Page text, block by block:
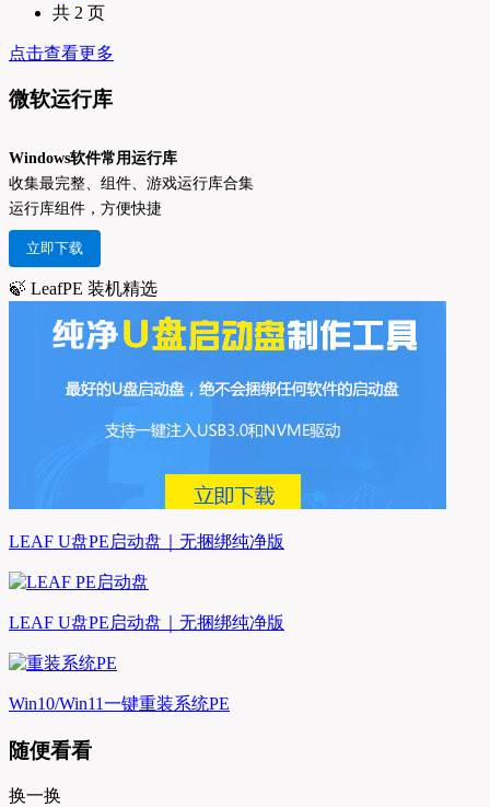
共 2 页
点击查看更多
微软运行库
Windows软件常用运行库
收集最完整、组件、游戏运行库合集
运行库组件，方便快捷
立即下载
🍃 LeafPE 装机精选
LEAF U盘PE启动盘｜无捆绑纯净版
LEAF U盘PE启动盘｜无捆绑纯净版
Win10/Win11一键重装系统PE
随便看看
换一换